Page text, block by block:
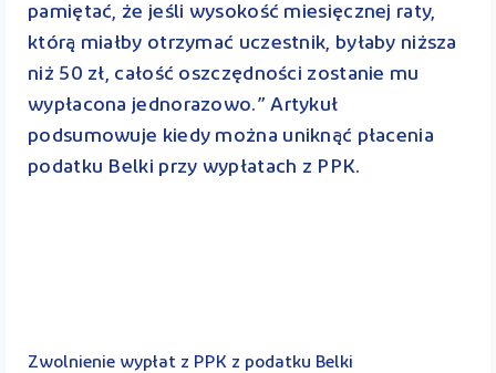
pamiętać, że jeśli wysokość miesięcznej raty,
którą miałby otrzymać uczestnik, byłaby niższa
niż 50 zł, całość oszczędności zostanie mu
wypłacona jednorazowo.” Artykuł
podsumowuje kiedy można uniknąć płacenia
podatku Belki przy wypłatach z PPK.
Zwolnienie wypłat z PPK z podatku Belki